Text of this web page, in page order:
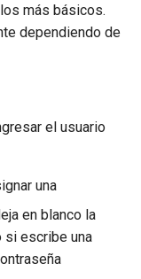
más básicos.
dependiendo de
el usuario
una
en blanco la
si escribe una